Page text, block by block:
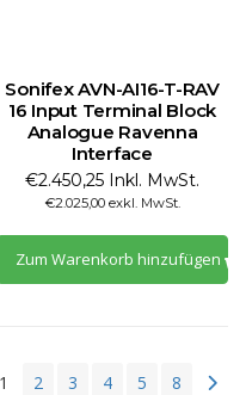
Sonifex AVN-AI16-T-RAV
16 Input Terminal Block
Analogue Ravenna
Interface
€2.450,25 Inkl. MwSt.
€2.025,00 exkl. MwSt.
Zum Warenkorb hinzufügen
1 2 3 4 5 8